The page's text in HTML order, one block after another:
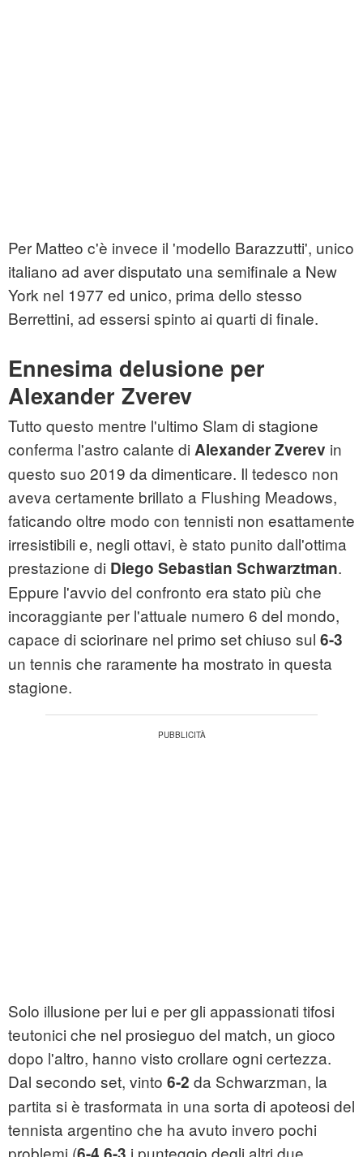
Per Matteo c'è invece il 'modello Barazzutti', unico
italiano ad aver disputato una semifinale a New
York nel 1977 ed unico, prima dello stesso
Berrettini, ad essersi spinto ai quarti di finale.
Ennesima delusione per
Alexander Zverev
Tutto questo mentre l'ultimo Slam di stagione
conferma l'astro calante di Alexander Zverev in
questo suo 2019 da dimenticare. Il tedesco non
aveva certamente brillato a Flushing Meadows,
faticando oltre modo con tennisti non esattamente
irresistibili e, negli ottavi, è stato punito dall'ottima
prestazione di Diego Sebastian Schwarztman.
Eppure l'avvio del confronto era stato più che
incoraggiante per l'attuale numero 6 del mondo,
capace di sciorinare nel primo set chiuso sul 6-3
un tennis che raramente ha mostrato in questa
stagione.
Solo illusione per lui e per gli appassionati tifosi
teutonici che nel prosieguo del match, un gioco
dopo l'altro, hanno visto crollare ogni certezza.
Dal secondo set, vinto 6-2 da Schwarzman, la
partita si è trasformata in una sorta di apoteosi del
tennista argentino che ha avuto invero pochi